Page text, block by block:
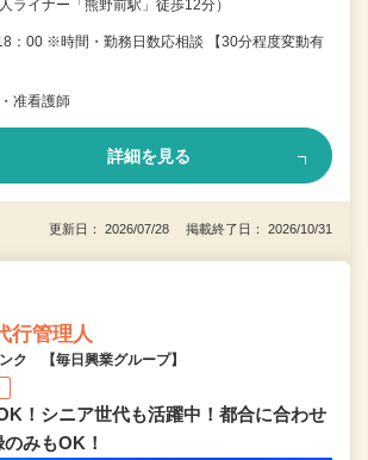
ライナー「熊野前駅」徒歩12分）
：00 ※時間・勤務日数応相談 【30分程度変動有
准看護師
詳細を見る
更新日： 2026/07/28 掲載終了日： 2026/10/31
行管理人
ク 【毎日興業グループ】
！シニア世代も活躍中！都合に合わせ
みもOK！